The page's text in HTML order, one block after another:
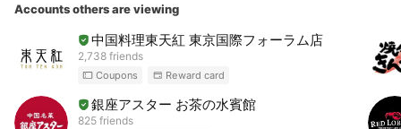
Accounts others are viewing
中国料理東天紅 東京国際フォーラム店
2,738 friends
Coupons Reward card
銀座アスター お茶の水賓館
825 friends